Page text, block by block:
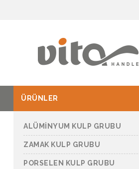
ÜRÜNLER
ALÜMİNYUM KULP GRUBU
ZAMAK KULP GRUBU
PORSELEN KULP GRUBU